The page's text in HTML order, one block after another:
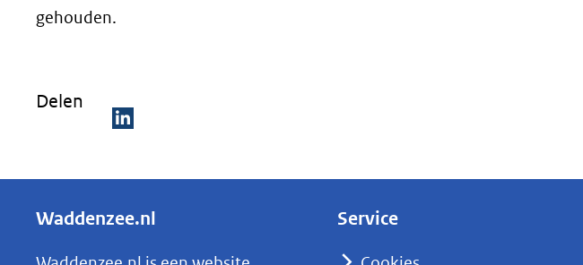
gehouden.
Delen
e
e
n
Waddenzee.nl Service